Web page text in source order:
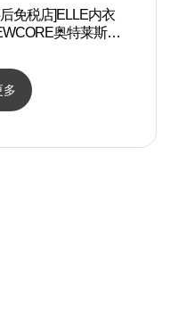
免税店]ELLE内衣
奥特莱斯蔚
울렛 울산점)
多